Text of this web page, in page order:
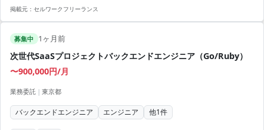
掲載元： セルワークフリーランス
募集中 1ヶ月前
次世代SaaSプロジェクトバックエンドエンジニア（Go/Ruby）
〜900,000円/月
業務委託 | 東京都
バックエンドエンジニア エンジニア 他1件